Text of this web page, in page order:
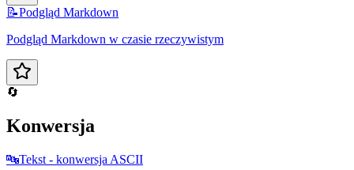
📝Podgląd Markdown
Podgląd Markdown w czasie rzeczywistym
🔄
Konwersja
🔤Tekst - konwersja ASCII